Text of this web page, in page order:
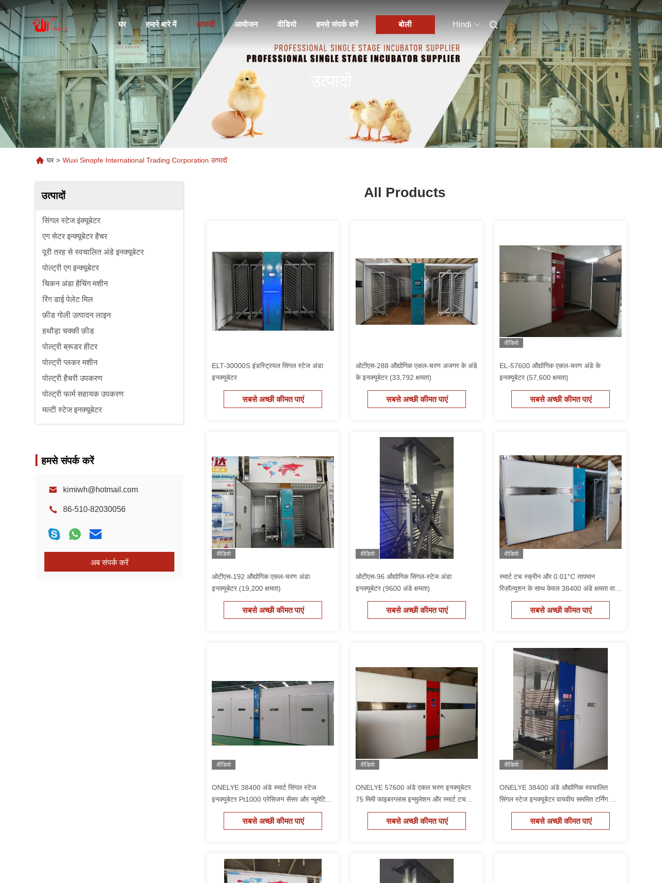
घर हमारे बारे में उत्पादों आयोजन वीडियो हमसे संपर्क करें बोली Hindi
घर > Wuxi Sinopfe International Trading Corporation उत्पादों
उत्पादों
सिंगल स्टेज इंक्यूबेटर
एग सेटर इन्क्यूबेटर हैचर
पूरी तरह से स्वचालित अंडे इनक्यूबेटर
पोल्ट्री एग इन्क्यूबेटर
चिकन अंडा हैचिंग मशीन
रिंग डाई पेलेट मिल
फ़ीड गोली उत्पादन लाइन
हथौड़ा चक्की फ़ीड
पोल्ट्री ब्रूडर हीटर
पोल्ट्री प्लकर मशीन
पोल्ट्री हैचरी उपकरण
पोल्ट्री फार्म सहायक उपकरण
मल्टी स्टेज इनक्यूबेटर
हमसे संपर्क करें
kimiwh@hotmail.com
86-510-82030056
अब संपर्क करें
All Products
ELT-30000S इंडस्ट्रियल सिंगल स्टेज अंडा
इनक्यूबेटर
सबसे अच्छी कीमत पाएं
ओटीएस-288 औद्योगिक एकल-चरण अजगर के अंडे
के इनक्यूबेटर (33,792 क्षमता)
सबसे अच्छी कीमत पाएं
वीडियो
EL-57600 औद्योगिक एकल-चरण अंडे के
इनक्यूबेटर (57,600 क्षमता)
सबसे अच्छी कीमत पाएं
वीडियो
ओटीएस-192 औद्योगिक एकल-चरण अंडा
इनक्यूबेटर (19,200 क्षमता)
सबसे अच्छी कीमत पाएं
वीडियो
ओटीएस-96 औद्योगिक सिंगल-स्टेज अंडा
इनक्यूबेटर (9600 अंडे क्षमता)
सबसे अच्छी कीमत पाएं
वीडियो
स्मार्ट टच स्क्रीन और 0.01°C तापमान
रिज़ॉल्यूशन के साथ केवल 38400 अंडे क्षमता वाला
सिंगल स्टेज इनक्यूबेटर
सबसे अच्छी कीमत पाएं
वीडियो
ONELYE 38400 अंडे स्मार्ट सिंगल स्टेज
इनक्यूबेटर Pt1000 प्रेसिजन सेंसर और न्यूमेटिक
सिमेट्रिक टर्निंग के साथ
सबसे अच्छी कीमत पाएं
वीडियो
ONELYE 57600 अंडे एकल चरण इनक्यूबेटर
75 मिमी फाइबरग्लास इन्सुलेशन और स्मार्ट टच
स्क्रीन नियंत्रक के साथ
सबसे अच्छी कीमत पाएं
वीडियो
ONELYE 38400 अंडे औद्योगिक स्वचालित
सिंगल स्टेज इनक्यूबेटर वायवीय सममित टर्निंग और
स्मार्ट टच स्क्रीन इंटरफ़ेस के साथ
सबसे अच्छी कीमत पाएं